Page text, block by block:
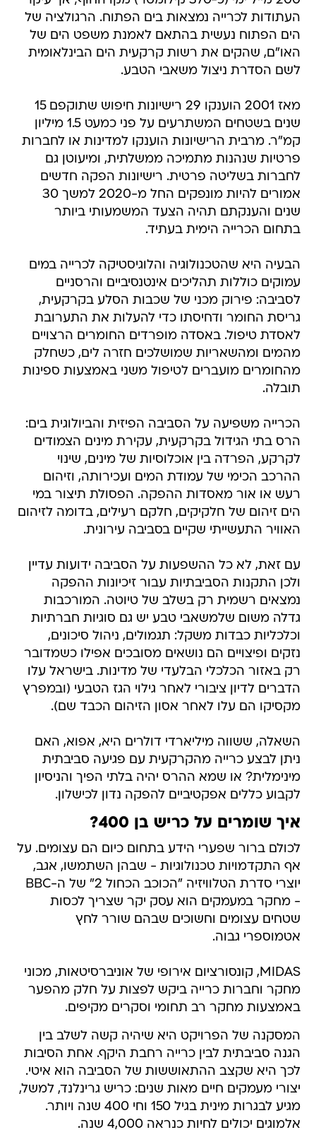
העתודות לכרייה נמצאות בים הפתוח. הרגולציה של
הים הפתוח נעשית בהתאם לאמנת משפט הים של
האו"ם, שהקים את רשות קרקעית הים הבינלאומית
לשם הסדרת ניצול משאבי הטבע.
מאז 2001 הוענקו 29 רישיונות חיפוש שתוקפם 15
שנים בשטחים המשתרעים על פני כמעט 1.5 מיליון
קמ"ר. מרבית הרישיונות הוענקו למדינות או לחברות
פרטיות שנהנות מתמיכה ממשלתית, ומיעוטן גם
לחברות בשליטה פרטית. רישיונות הפקה חדשים
אמורים להיות מונפקים החל מ-2020 למשך 30
שנים והענקתם תהיה הצעד המשמעותי ביותר
בתחום הכרייה הימית בעתיד.
הבעיה היא שהטכנולוגיה והלוגיסטיקה לכרייה במים
עמוקים כוללות תהליכים אינטנסיביים והרסניים
לסביבה: פירוק מכני של שכבות הסלע בקרקעית,
גריסת החומר ודחיסתו כדי להעלות את התערובת
לאסדת טיפול. באסדה מופרדים החומרים הרצויים
מהמים ומהשאריות שמושלכים חזרה לים, כשחלק
מהחומרים מועברים לטיפול משני באמצעות ספינות
תובלה.
הכרייה משפיעה על הסביבה הפיזית והביולוגית בים:
הרס בתי הגידול בקרקעית, עקירת מינים הצמודים
לקרקע, הפרדה בין אוכלוסיות של מינים, שינוי
ההרכב הכימי של עמודת המים ועכירותה, וזיהום
רעש או אור מאסדות ההפקה. הפסולת תיצור במי
הים זיהום של חלקיקים, חלקם רעילים, בדומה לזיהום
האוויר התעשייתי שקיים בסביבה עירונית.
עם זאת, לא כל ההשפעות על הסביבה ידועות עדיין
ולכן התקנות הסביבתיות עבור זיכיונות ההפקה
נמצאים רשמית רק בשלב של טיוטה. המורכבות
גדלה משום שלמשאבי טבע יש גם סוגיות חברתיות
וכלכליות כבדות משקל: תגמולים, ניהול סיכונים,
נזקים ופיצויים הם נושאים מסובכים אפילו כשמדובר
רק באזור הכלכלי הבלעדי של מדינות. בישראל עלו
הדברים לדיון ציבורי לאחר גילוי הגז הטבעי (ובמפרץ
מקסיקו הם עלו לאחר אסון הזיהום הכבד שם).
השאלה, ששווה מיליארדי דולרים היא, אפוא, האם
ניתן לבצע כרייה מהקרקעית עם פגיעה סביבתית
מינימלית? או שמא ההרס יהיה בלתי הפיך והניסיון
לקבוע כללים אפקטיביים להפקה נדון לכישלון.
איך שומרים על כריש בן 400?
לכולם ברור שפערי הידע בתחום כיום הם עצומים. על
אף התקדמויות טכנולוגיות - שבהן השתמשו, אגב,
יוצרי סדרת הטלוויזיה "הכוכב הכחול 2" של ה-BBC
- מחקר במעמקים הוא עסק יקר שצריך לכסות
שטחים עצומים וחשוכים שבהם שורר לחץ
אטמוספרי גבוה.
MIDAS, קונסורציום אירופי של אוניברסיטאות, מכוני
מחקר וחברות כרייה ביקש לפצות על חלק מהפער
באמצעות מחקר רב תחומי וסקרים מקיפים.
המסקנה של הפרויקט היא שיהיה קשה לשלב בין
הגנה סביבתית לבין כרייה רחבת היקף. אחת הסיבות
לכך היא שקצב ההתאוששות של הסביבה הוא איטי.
יצורי מעמקים חיים מאות שנים: כריש גרינלנד, למשל,
מגיע לבגרות מינית בגיל 150 וחי 400 שנה ויותר.
אלמוגים יכולים לחיות כנראה 4,000 שנה.